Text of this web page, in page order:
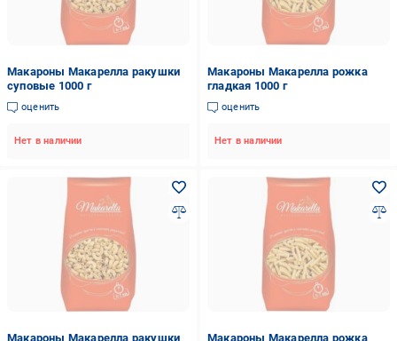
Макароны Макарелла ракушки
суповые 1000 г
оценить
Нет в наличии
Макароны Макарелла рожка
гладкая 1000 г
оценить
Нет в наличии
Макароны Макарелла ракушки Макароны Макарелла рожка